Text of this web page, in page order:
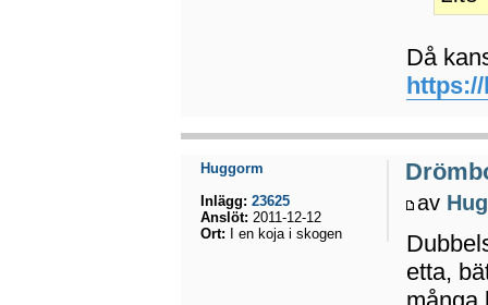
Då
av
etta,
Huggorm
Inlägg: 23625
Anslöt: 2011-12-12
Ort: I en koja i skogen